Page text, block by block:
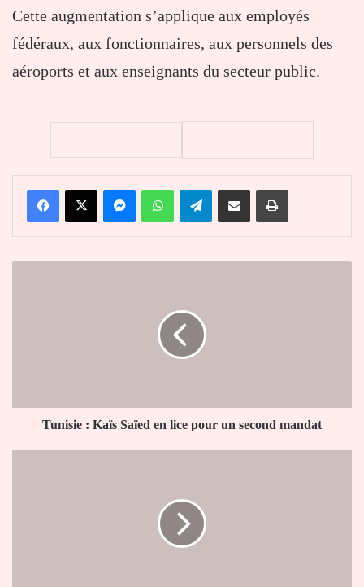
Cette augmentation s’applique aux employés
fédéraux, aux fonctionnaires, aux personnels des
aéroports et aux enseignants du secteur public.
FacebookX MessengerWhatsAppTelegramPartager par email Imprimer
second
mandatTunisie : Kaïs Saïed en lice pour un second mandat